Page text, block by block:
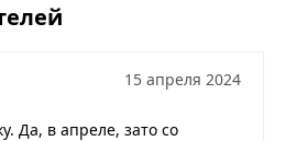
15 апреля 2024
Да, в апреле, зато со